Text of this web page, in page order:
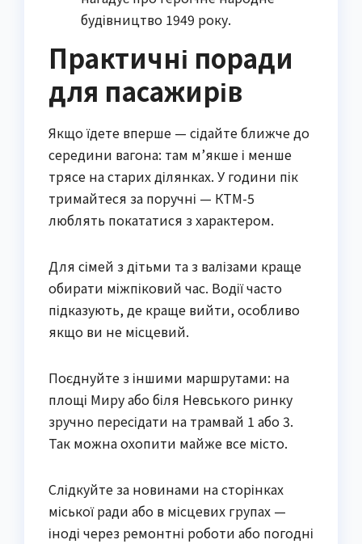
будівництво 1949 року.
Практичні поради
для пасажирів
Якщо їдете вперше — сідайте ближче до
середини вагона: там м’якше і менше
трясе на старих ділянках. У години пік
тримайтеся за поручні — КТМ-5
люблять покататися з характером.
Для сімей з дітьми та з валізами краще
обирати міжпіковий час. Водії часто
підказують, де краще вийти, особливо
якщо ви не місцевий.
Поєднуйте з іншими маршрутами: на
площі Миру або біля Невського ринку
зручно пересідати на трамвай 1 або 3.
Так можна охопити майже все місто.
Слідкуйте за новинами на сторінках
міської ради або в місцевих групах —
іноді через ремонтні роботи або погодні